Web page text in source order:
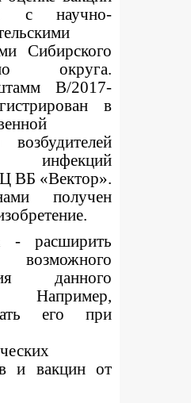
с научно-
Сибирского
округа.
B/2017-
в
возбудителей
инфекций
«Вектор».
получен
- расширить
данного
Например,
его при
и вакцин от